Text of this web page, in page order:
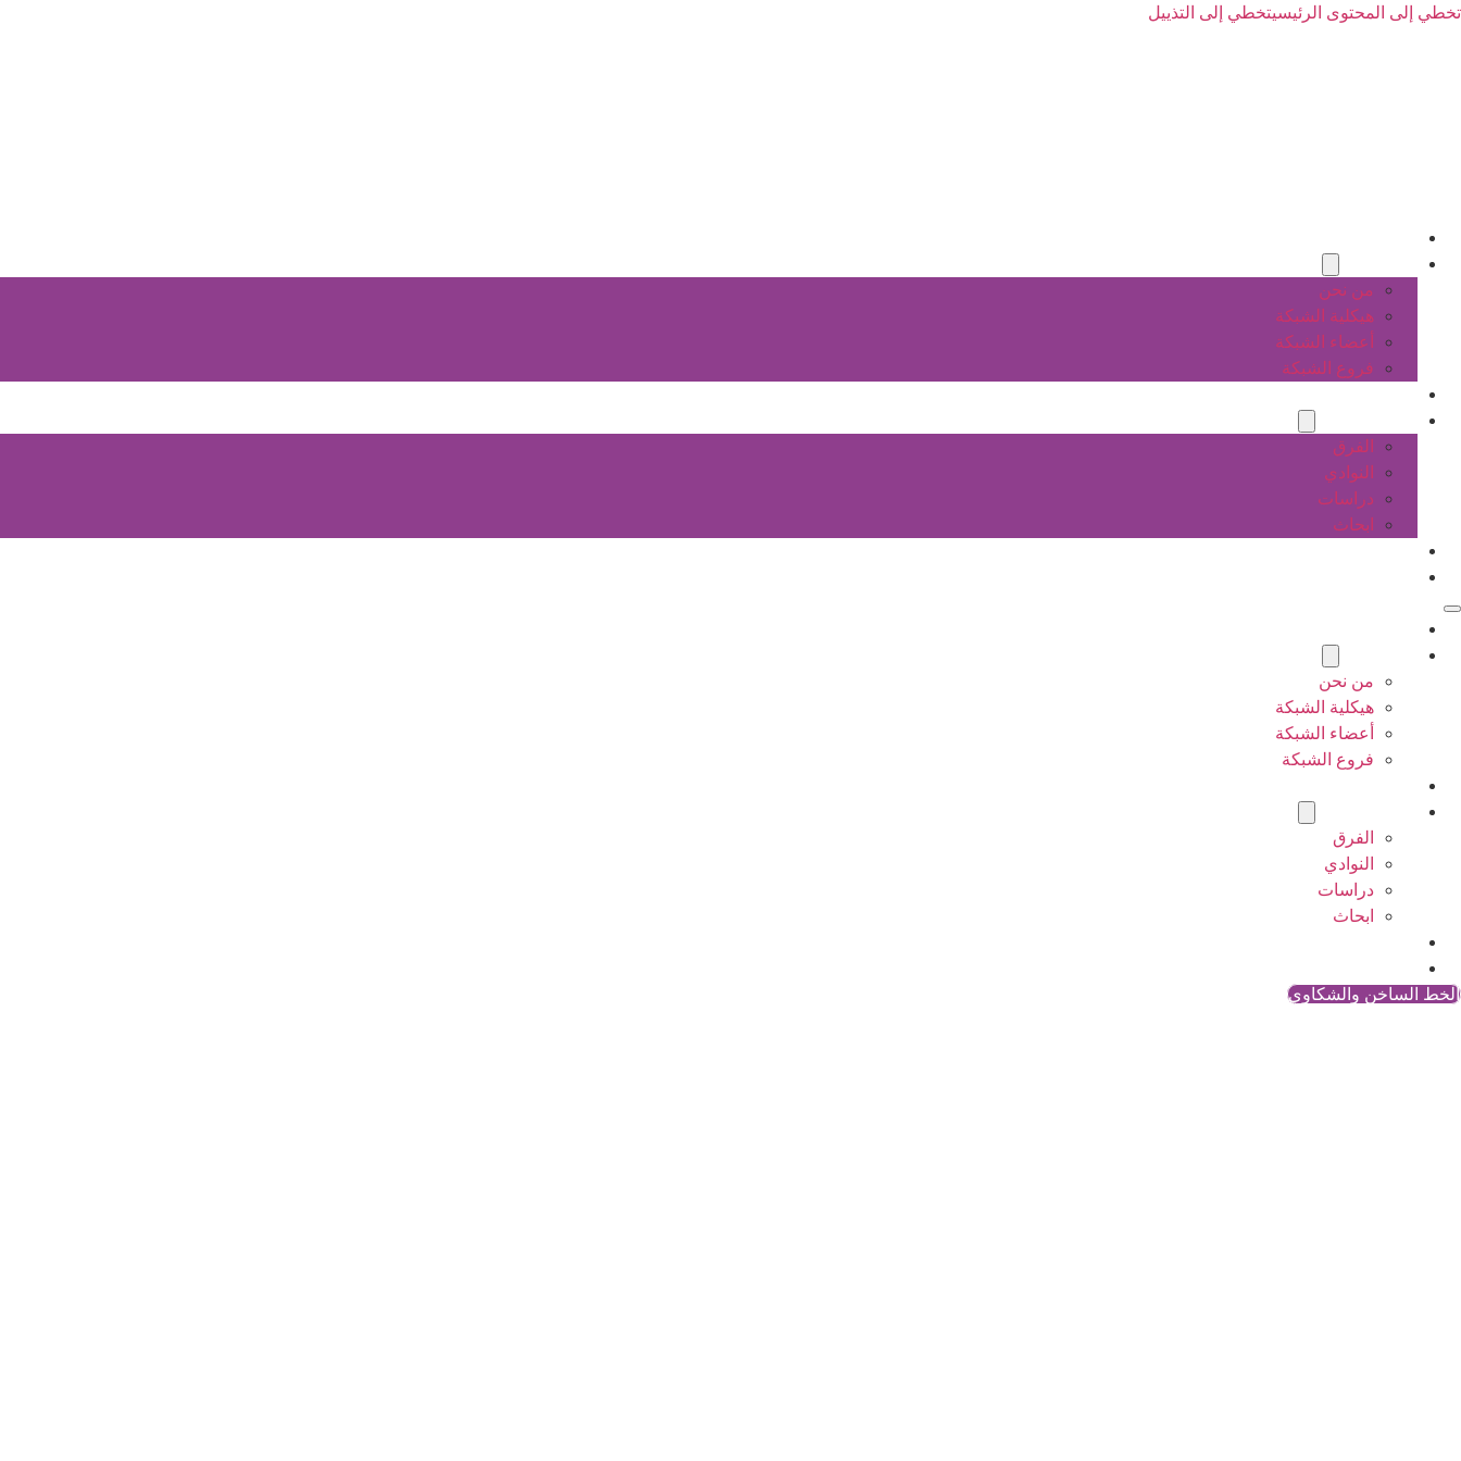
تخطي إلى المحتوى الرئيسيتخطي إلى التذييل
من نحن
هيكلية الشبكة
أعضاء الشبكة
فروع الشبكة
الفرق
النوادي
دراسات
ابحاث
من نحن
هيكلية الشبكة
أعضاء الشبكة
فروع الشبكة
الفرق
النوادي
دراسات
ابحاث
الخط الساخن والشكاوي